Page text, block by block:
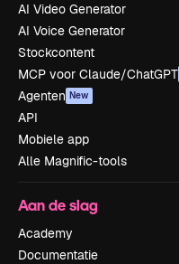
AI Video Generator
AI Voice Generator
Stockcontent
MCP voor Claude/ChatGPT
Agenten New
API
Mobiele app
Alle Magnific-tools
Aan de slag
Academy
Documentatie